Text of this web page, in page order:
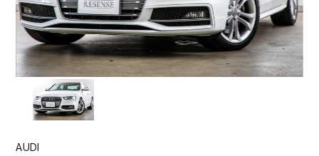
AUDI